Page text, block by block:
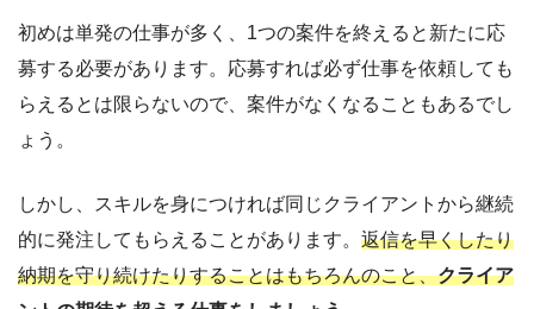
初めは単発の仕事が多く、1つの案件を終えると新たに応
募する必要があります。応募すれば必ず仕事を依頼しても
らえるとは限らないので、案件がなくなることもあるでし
ょう。
しかし、スキルを身につければ同じクライアントから継続
的に発注してもらえることがあります。 返信を早くしたり
納期を守り続けたりすることはもちろんのこと、クライア